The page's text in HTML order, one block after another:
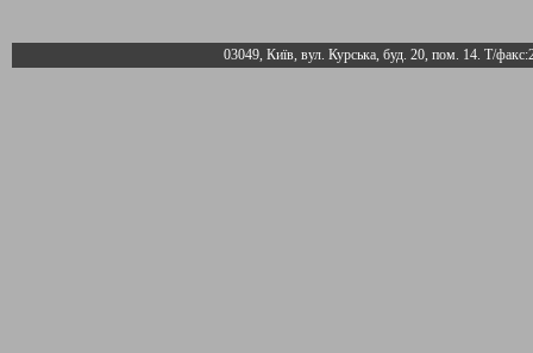
03049, Київ, вул. Курська, буд. 20, пом. 14. Т/